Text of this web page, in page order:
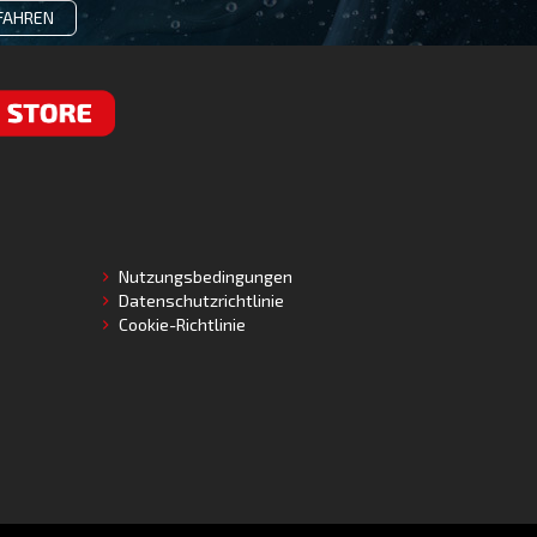
Nutzungsbedingungen
Datenschutzrichtlinie
Cookie-Richtlinie